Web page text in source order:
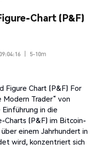
Chart (P&F)
5-10m
Figure Chart (P&F) For
Trader“ von
in die
Charts (P&F) im Bitcoin-
einem Jahrhundert in
wird, konzentriert sich